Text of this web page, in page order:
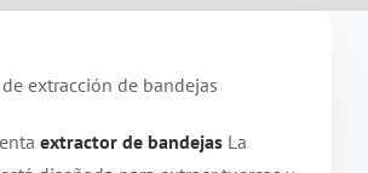
extracción de bandejas
extractor de bandejas La